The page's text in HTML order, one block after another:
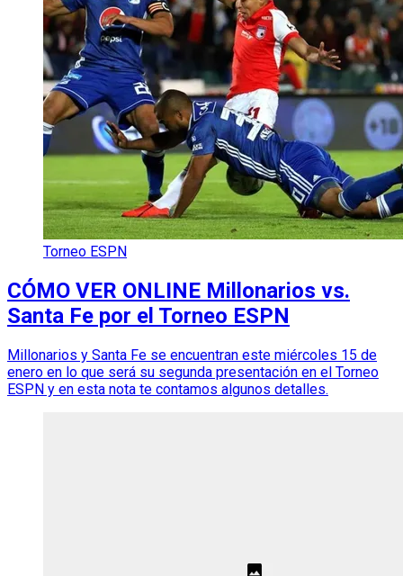
Torneo ESPN
CÓMO VER ONLINE Millonarios vs.
Santa Fe por el Torneo ESPN
Millonarios y Santa Fe se encuentran este miércoles 15 de
enero en lo que será su segunda presentación en el Torneo
ESPN y en esta nota te contamos algunos detalles.